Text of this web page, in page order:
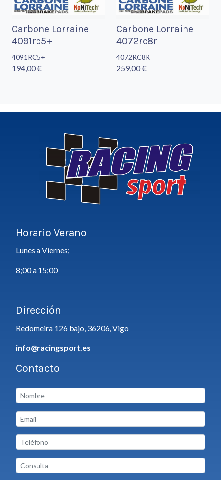
Carbone Lorraine
4091rc5+
4091RC5+
194,00 €
Carbone Lorraine
4072rc8r
4072RC8R
259,00 €
Horario Verano
Lunes a Viernes;
8;00 a 15;00
Dirección
Redomeira 126 bajo, 36206, Vigo
info@racingsport.es
Contacto